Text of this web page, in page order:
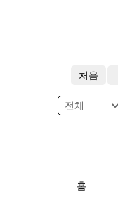
처음
홈